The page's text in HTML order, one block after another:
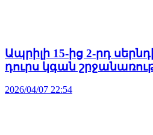
Ապրիլի 15-ից 2-րդ
դուրս կգան
2026/04/07 22:54